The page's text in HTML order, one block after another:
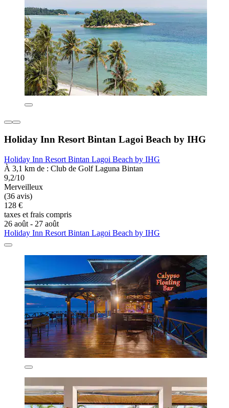
Holiday Inn Resort Bintan Lagoi Beach by IHG
Holiday Inn Resort Bintan Lagoi Beach by IHG
À 3,1 km de : Club de Golf Laguna Bintan
9,2/10
Merveilleux
(36 avis)
128 €
taxes et frais compris
26 août - 27 août
Holiday Inn Resort Bintan Lagoi Beach by IHG